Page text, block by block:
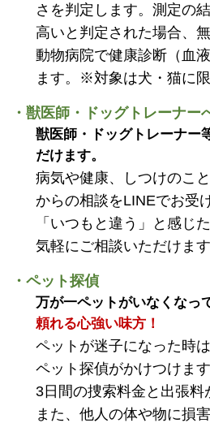
さを判定します。測定の
高いと判定された場合、
動物病院で健康診断（血
ます。※対象は犬・猫に限
・獣医師・ドッグトレーナー
獣医師・ドッグトレーナー
だけます。
病気や健康、しつけのこ
からの相談をLINEでお受
「いつもと違う」と感じ
気軽にご相談いただけます
・ペット探偵
万が一ペットがいなくなっ
頼れる心強い味方！
ペットが迷子になった時
ペット探偵がかけつけます
3日間の捜索料金と出張料
また、他人の体や物に損